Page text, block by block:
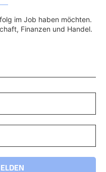
im Job haben möchten.
Finanzen und Handel.